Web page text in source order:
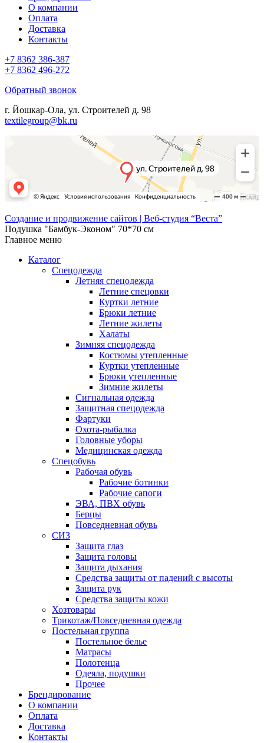
О компании
Оплата
Доставка
Контакты
+7 8362 386-387
+7 8362 496-272
Обратный звонок
г. Йошкар-Ола, ул. Строителей д. 98
textilegroup@bk.ru
Создание и продвижение сайтов | Веб-студия “Веста”
Подушка "Бамбук-Эконом" 70*70 см
Главное меню
Каталог
Спецодежда
Летняя спецодежда
Летние спецовки
Куртки летние
Брюки летние
Летние жилеты
Халаты
Зимняя спецодежда
Костюмы утепленные
Куртки утепленные
Брюки утепленные
Зимние жилеты
Сигнальная одежда
Защитная спецодежда
Фартуки
Охота-рыбалка
Головные уборы
Медицинская одежда
Спецобувь
Рабочая обувь
Рабочие ботинки
Рабочие сапоги
ЭВА, ПВХ обувь
Берцы
Повседневная обувь
СИЗ
Защита глаз
Защита головы
Защита дыхания
Средства защиты от падений с высоты
Защита рук
Средства защиты кожи
Хозтовары
Трикотаж/Повседневная одежда
Постельная группа
Постельное белье
Матрасы
Полотенца
Одеяла, подушки
Прочее
Брендирование
О компании
Оплата
Доставка
Контакты